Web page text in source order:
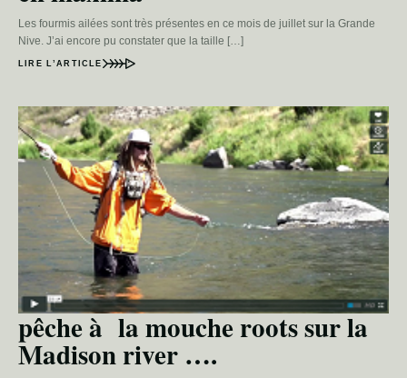
Les fourmis ailées sont très présentes en ce mois de juillet sur la Grande
Nive. J’ai encore pu constater que la taille […]
LIRE L’ARTICLE
pêche à la mouche roots sur la
Madison river ….